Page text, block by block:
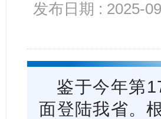
发布日期 : 2025-
鉴于今年第
面登陆我省。